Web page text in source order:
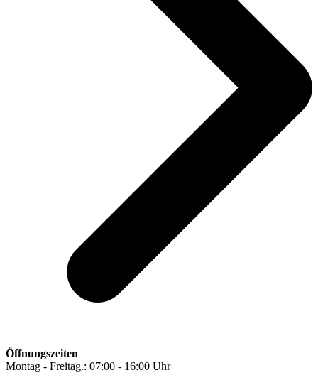
Öffnungszeiten
Montag - Freitag.: 07:00 - 16:00 Uhr